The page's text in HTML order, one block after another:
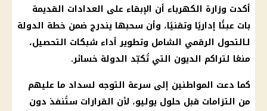
أكدت وزارة الكهرباء أن الإبقاء على العدادات القديمة
بات عبئًا إداريًا وتقنيًا، وأن سحبها يندرج ضمن خطة الدولة
لـالتحول الرقمي الشامل وتطوير أداء شبكات التحصيل،
منعًا لتراكم الديون التي تُكبّد الدولة خسائر.
كما دعت المواطنين إلى سرعة التوجه لسداد ما عليهم
من التزامات قبل حلول يوليو، لأن القرارات ستُنفذ دون